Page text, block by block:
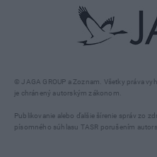
© JAGA GROUP a Zoznam. Všetky práva
je chránený autorským zákonom.
Publikovanie alebo ďalšie šírenie správ zo
písomného súhlasu TASR porušením